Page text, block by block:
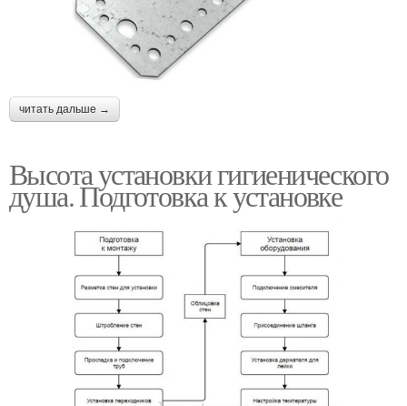
читать дальше →
Высота установки гигиенического
душа. Подготовка к установке